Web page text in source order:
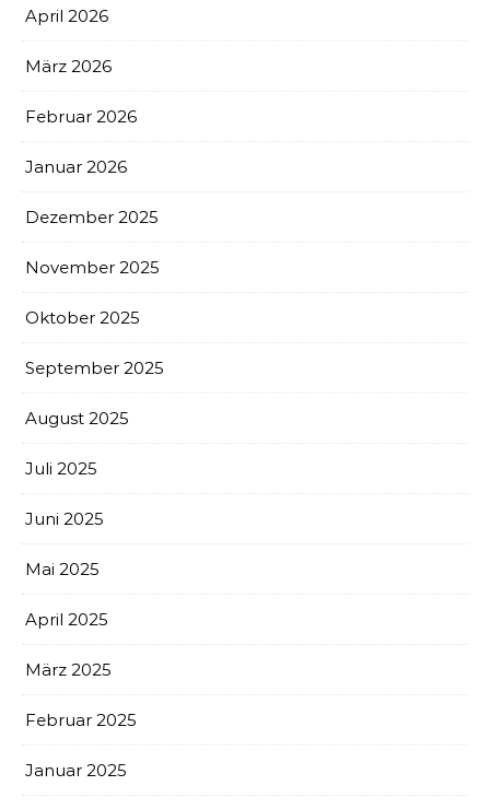
April 2026
März 2026
Februar 2026
Januar 2026
Dezember 2025
November 2025
Oktober 2025
September 2025
August 2025
Juli 2025
Juni 2025
Mai 2025
April 2025
März 2025
Februar 2025
Januar 2025